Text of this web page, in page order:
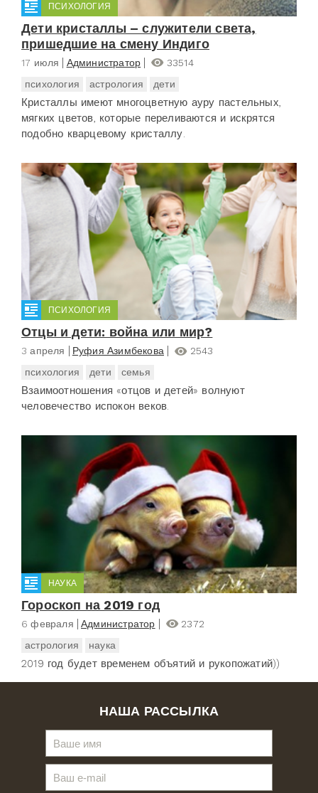
ПСИХОЛОГИЯ
Дети кристаллы – служители света,
пришедшие на смену Индиго
17 июля Администратор
33514
психология
астрология дети
Кристаллы имеют многоцветную ауру пастельных,
мягких цветов, которые переливаются и искрятся
подобно кварцевому кристаллу.
ПСИХОЛОГИЯ
Отцы и дети: война или мир?
3 апреля Руфия Азимбекова
2543
психология
дети семья
Взаимоотношения «отцов и детей» волнуют
человечество испокон веков.
НАУКА
Гороскоп на 2019 год
6 февраля Администратор
2372
астрология
наука
2019 год будет временем объятий и рукопожатий))
НАША РАССЫЛКА